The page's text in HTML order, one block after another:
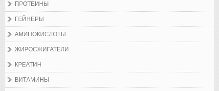
ПРОТЕИНЫ
ГЕЙНЕРЫ
АМИНОКИСЛОТЫ
ЖИРОСЖИГАТЕЛИ
КРЕАТИН
ВИТАМИНЫ